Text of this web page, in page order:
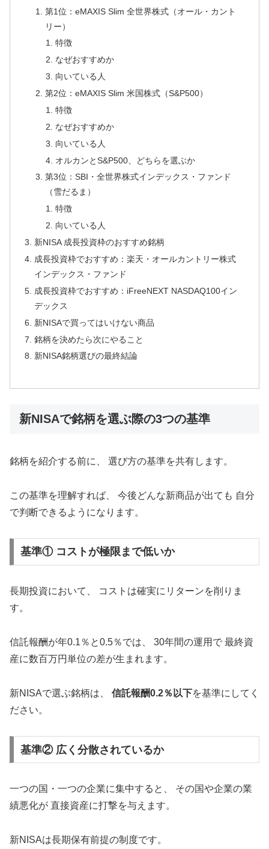
第1位：eMAXIS Slim 全世界株式（オール・カント
リー）
特徴
なぜおすすめか
向いている人
第2位：eMAXIS Slim 米国株式（S&P500）
特徴
なぜおすすめか
向いている人
オルカンとS&P500、どちらを選ぶか
第3位：SBI・全世界株式インデックス・ファンド
（雪だるま）
特徴
向いている人
新NISA 成長投資枠のおすすめ銘柄
成長投資枠でおすすめ：楽天・オールカントリー株式
インデックス・ファンド
成長投資枠でおすすめ：iFreeNEXT NASDAQ100イン
デックス
新NISAで買ってはいけない商品
銘柄を決めたら次にやること
新NISA銘柄選びの最終結論
新NISAで銘柄を選ぶ際の3つの基準
銘柄を紹介する前に、 選び方の基準を共有します。
この基準を理解すれば、 今後どんな新商品が出ても 自分
で判断できるようになります。
基準① コストが極限まで低いか
長期投資において、 コストは確実にリターンを削りま
す。
信託報酬が年0.1％と0.5％では、 30年間の運用で 最終資
産に数百万円単位の差が生まれます。
新NISAで選ぶ銘柄は、 信託報酬0.2％以下を基準にしてく
ださい。
基準② 広く分散されているか
一つの国・一つの企業に集中すると、 その国や企業の業
績悪化が 直接資産に打撃を与えます。
新NISAは長期保有前提の制度です。